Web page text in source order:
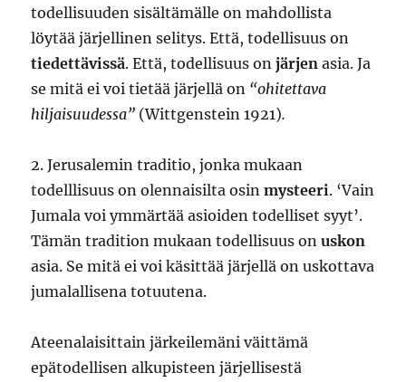
todellisuuden sisältämälle on mahdollista
löytää järjellinen selitys. Että, todellisuus on
tiedettävissä. Että, todellisuus onjärjenasia. Ja
se mitä ei voi tietää järjellä on “ohitettava
hiljaisuudessa” (Wittgenstein 1921).
2. Jerusalemin traditio, jonka mukaan
todelllisuus on olennaisilta osinmysteeri. ‘Vain
Jumala voi ymmärtää asioiden todelliset syyt’.
Tämän tradition mukaan todellisuus onuskon
asia. Se mitä ei voi käsittää järjellä on uskottava
jumalallisena totuutena.
Ateenalaisittain järkeilemäni väittämä
epätodellisen alkupisteen järjellisestä